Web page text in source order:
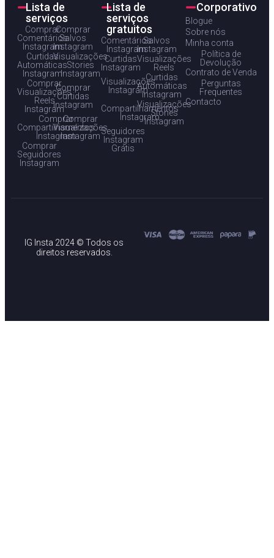
Lista de
serviços
Comprar
Comentários
Instagram
Comprar
Salvos
Instagram
Curtidas
Automáticas
Instagram
Visualizações
Stories
Instagram
Comprar
Visualizações
Reels
Instagram
Comprar
Curtidas
Instagram
Comprar
Compartilhamentos
Instagram
Comprar
Visualizações
Instagram
Comprar
Seguidores
Instagram
Lista de
serviços
gratuitos
Comentários
Instagram
Salvos
Instagram
Curtidas
Instagram
Visualizações
Reels
Visualizações
Instagram
Curtidas
Automáticas
Instagram
Compartilhamentos
Instagram
Visualizações
Stories
Instagram
Seguidores
Instagram
Grátis
Corporativo
Blogue
Sobre nós
Minha conta
Política de
Devolução
Contrato de Venda
Perguntas
Frequentes
Contacto
IG Insta 2024 © Todos os
direitos reservados.